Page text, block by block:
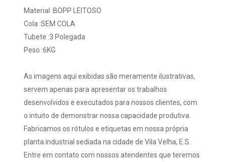
Material :BOPP LEITOSO
Cola :SEM COLA
Tubete :3 Polegada
Peso :6KG
As imagens aqui exibidas são meramente ilustrativas,
servem apenas para apresentar os trabalhos
desenvolvidos e executados para nossos clientes, com
o intuito de demonstrar nossa capacidade produtiva.
Fabricamos os rótulos e etiquetas em nossa própria
planta industrial sediada na cidade de Vila Velha, E.S.
Entre em contato com nossos atendentes que teremos